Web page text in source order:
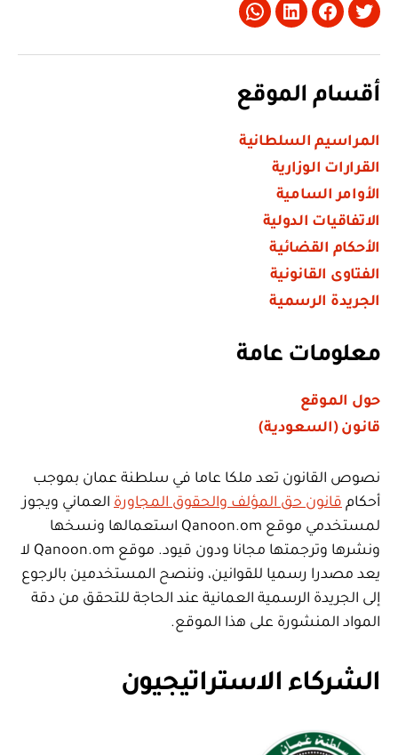
Twitter
Facebook
LinkedIn
Whatsapp
أقسام الموقع
المراسيم السلطانية
القرارات الوزارية
الأوامر السامية
الاتفاقيات الدولية
الأحكام القضائية
الفتاوى القانونية
الجريدة الرسمية
معلومات عامة
حول الموقع
قانون (السعودية)
نصوص القانون تعد ملكا عاما في سلطنة عمان بموجب
أحكام قانون حق المؤلف والحقوق المجاورة العماني ويجوز
لمستخدمي موقع Qanoon.om استعمالها ونسخها
ونشرها وترجمتها مجانا ودون قيود. موقع Qanoon.om لا
يعد مصدرا رسميا للقوانين، وننصح المستخدمين بالرجوع
إلى الجريدة الرسمية العمانية عند الحاجة للتحقق من دقة
المواد المنشورة على هذا الموقع.
الشركاء الاستراتيجيون